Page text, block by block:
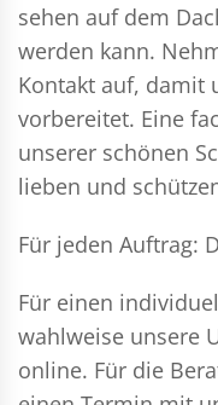
sehen auf dem
werden kann.
Kontakt auf, damit
vorbereitet. Eine
unserer schönen
lieben und
Für jeden Auftrag:
Für einen
wahlweise unsere
online. Für die